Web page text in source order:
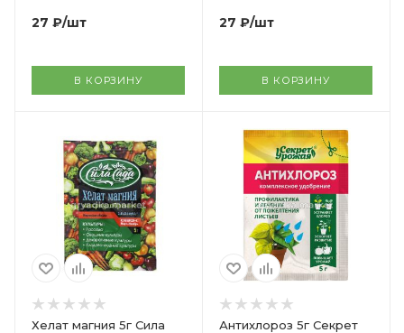
27 ₽/шт
В КОРЗИНУ
27 ₽/шт
В КОРЗИНУ
Хелат магния 5г Сила
Антихлороз 5г Секрет